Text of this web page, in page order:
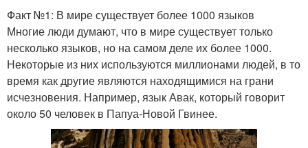
Факт №1: В мире существует более 1000 языков
Многие люди думают, что в мире существует только
несколько языков, но на самом деле их более 1000.
Некоторые из них используются миллионами людей, в то
время как другие являются находящимися на грани
исчезновения. Например, язык Авак, который говорит
около 50 человек в Папуа-Новой Гвинее.